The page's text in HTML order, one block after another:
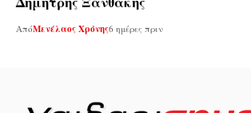
ΑπόΜενέλαος Χρόνης6 ημέρες πριν